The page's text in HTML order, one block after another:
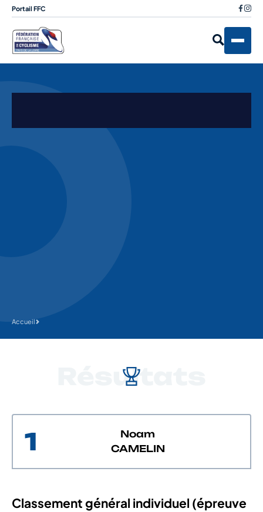
Portail FFC
Accueil
Résultats
1
Noam
CAMELIN
Classement général individuel (épreuve